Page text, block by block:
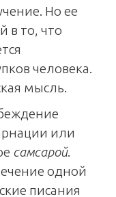
Но ее
в то, что
человека.
мысль.
или
самсарой.
одной
писания